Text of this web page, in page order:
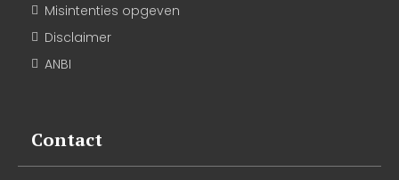
Misintenties opgeven
Disclaimer
ANBI
Contact